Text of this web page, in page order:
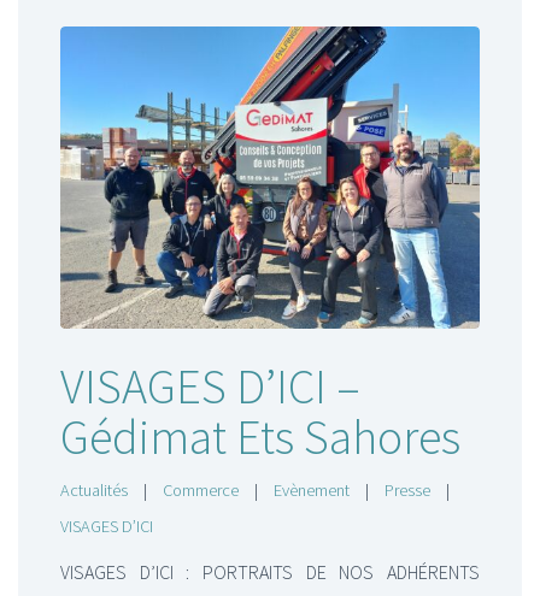
VISAGES D’ICI –
Gédimat Ets Sahores
Actualités | Commerce | Evènement | Presse
|
VISAGES D’ICI
VISAGES D’ICI : PORTRAITS DE NOS ADHÉRENTS